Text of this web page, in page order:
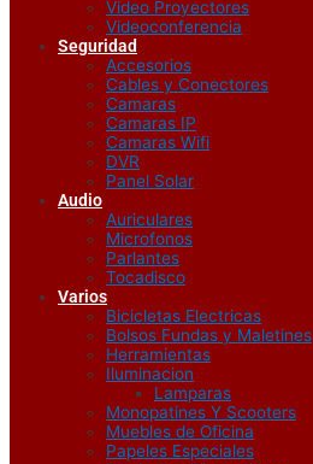
Video Proyectores
Videoconferencia
Seguridad
Accesorios
Cables y Conectores
Camaras
Camaras IP
Camaras Wifi
DVR
Panel Solar
Audio
Auriculares
Microfonos
Parlantes
Tocadisco
Varios
Bicicletas Electricas
Bolsos Fundas y Maletines
Herramientas
Iluminacion
Lamparas
Monopatines Y Scooters
Muebles de Oficina
Papeles Especiales